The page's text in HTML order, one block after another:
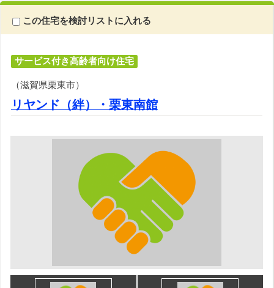
この住宅を検討リストに入れる
サービス付き高齢者向け住宅
（滋賀県栗東市）
リヤンド（絆）・栗東南館